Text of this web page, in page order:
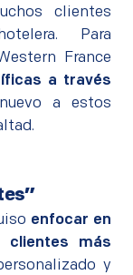
clientes
Para
France
a través
a estos
enfocar en
clientes más
y